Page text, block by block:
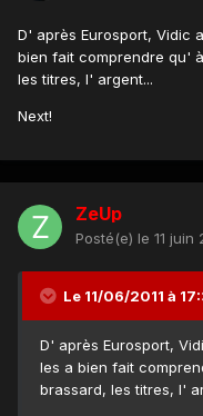
D' après Eurosport, Vidic
bien fait comprendre qu'
les titres, l' argent...
Next!
ZeUp
Posté(e) le 11 juin
Le 11/06/2011 à
D' après Eurosport,
les a bien fait
brassard, les titres, l'